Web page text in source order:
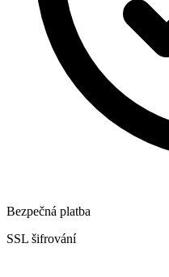
Bezpečná platba
SSL šifrování